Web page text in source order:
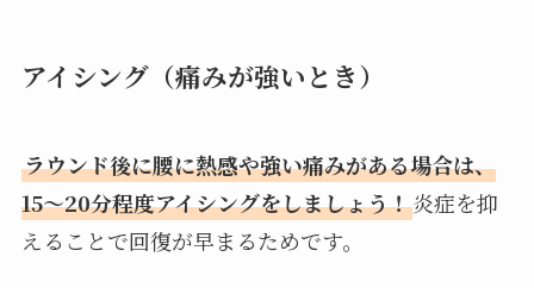
アイシング（痛みが強いとき）
ラウンド後に腰に熱感や強い痛みがある場合は、
15〜20分程度アイシングをしましょう！炎症を抑
えることで回復が早まるためです。